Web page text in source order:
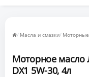
Масла и смазки
Моторное масло
DX1 5W-30, 4л